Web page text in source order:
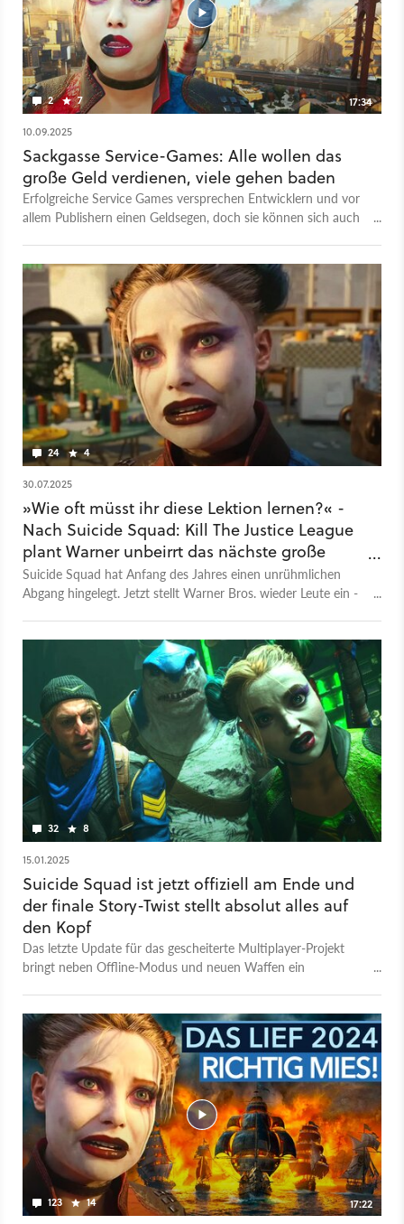
2 7
17:34
10.09.2025
Sackgasse Service-Games: Alle wollen das
große Geld verdienen, viele gehen baden
Erfolgreiche Service Games versprechen Entwicklern und vor
allem Publishern einen Geldsegen, doch sie können sich auch
verdrängen, wie etwa die einst geplanten Erweiterungen zu
GTA 5. Und zum anderen reißen Service-Game-Flops auch mal
ihre ganzen Studios mit in den Abgrund oder lassen nur noch
einen Schatten der früheren Teams erahnen. In diesem Video
werfen wir deswegen mal einen Blick auf Live-Service-Games,
die krachend gefloppt sind, ihre Studios ruiniert haben oder
einfach nicht mit den großen Vorbildern mithalten konnten.
24 4
30.07.2025
»Wie oft müsst ihr diese Lektion lernen?« -
Nach Suicide Squad: Kill The Justice League
plant Warner unbeirrt das nächste große
Live-Service-Spiel
Suicide Squad hat Anfang des Jahres einen unrühmlichen
Abgang hingelegt. Jetzt stellt Warner Bros. wieder Leute ein -
32 8
15.01.2025
Suicide Squad ist jetzt offiziell am Ende und
der finale Story-Twist stellt absolut alles auf
den Kopf
Das letzte Update für das gescheiterte Multiplayer-Projekt
bringt neben Offline-Modus und neuen Waffen ein
123 14
17:22